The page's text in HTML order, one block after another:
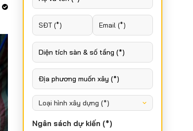
Ngân sách dự kiến (*)